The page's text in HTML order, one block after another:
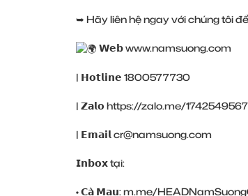
➥ Hãy liên hệ ngay với chúng tôi
𝗪𝗲𝗯www.namsuong.com
| 𝗛𝗼𝘁𝗹𝗶𝗻𝗲 1800577730
| 𝗭𝗮𝗹𝗼 https://zalo.me/
| 𝗘𝗺𝗮𝗶𝗹 cr@namsuong.com
𝗜𝗻𝗯𝗼𝘅 tại:
• 𝗖𝗮̀ 𝗠𝗮𝘂:m.me/